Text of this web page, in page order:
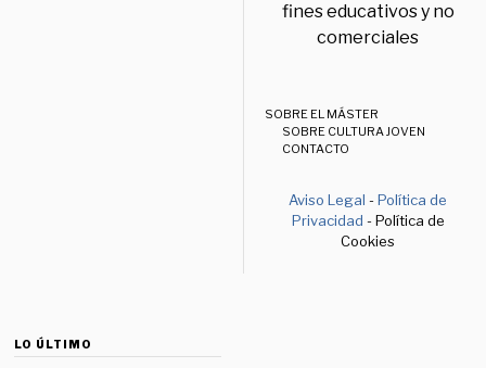
fines educativos y no
comerciales
SOBRE EL MÁSTER
SOBRE CULTURA JOVEN
CONTACTO
Aviso Legal -Política de
Privacidad - Política de
Cookies
LO ÚLTIMO